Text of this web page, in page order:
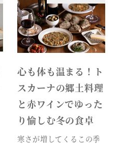
心も体も温まる！ト
スカーナの郷土料理
と赤ワインでゆった
り愉しむ冬の食卓
寒さが増してくるこの季